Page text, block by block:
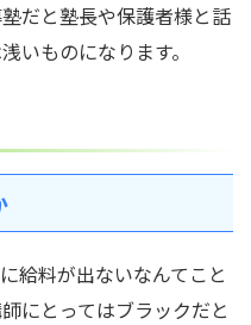
だと塾長や保護者様と話
いものになります。
給料が出ないなんてこと
にとってはブラックだと